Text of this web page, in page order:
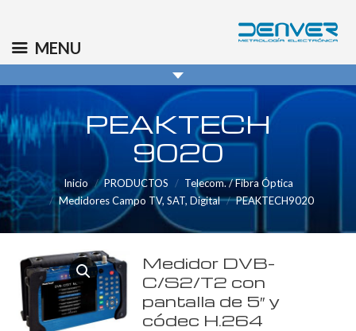
info@denver.es
PEAKTECH
9020
Inicio PRODUCTOS
Telecom. / Fibra Óptica
Medidores Campo TV, SAT, Digital
PEAKTECH9020
Medidor DVB-
C/S2/T2 con
pantalla de 5″ y
códec H.264
MENU